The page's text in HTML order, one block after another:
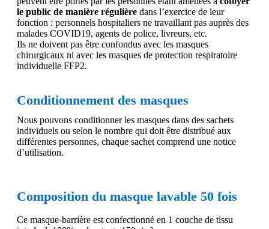
le public de manière régulière dans l’exercice de leur
fonction : personnels hospitaliers ne travaillant pas auprès des
malades COVID19, agents de police, livreurs, etc.
Ils ne doivent pas être confondus avec les masques
chirurgicaux ni avec les masques de protection respiratoire
individuelle FFP2.
Conditionnement des masques
Nous pouvons conditionner les masques dans des sachets
individuels ou selon le nombre qui doit être distribué aux
différentes personnes, chaque sachet comprend une notice
d’utilisation.
Composition du masque lavable 50 fois
Ce masque-barrière est confectionné en 1 couche de tissu